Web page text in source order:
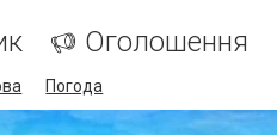
Оголошення
Погода